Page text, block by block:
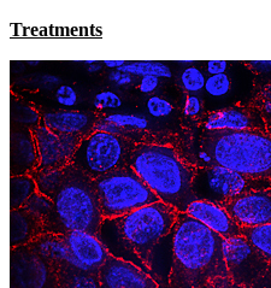
Treatments